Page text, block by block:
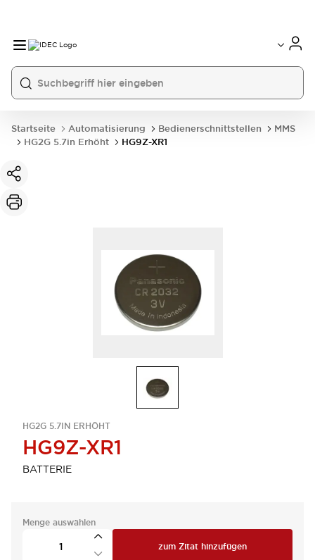
Startseite Automatisierung Bedienerschnittstellen
MMS
HG2G 5.7in Erhöht
HG9Z-XR1
HG2G 5.7IN ERHÖHT
HG9Z-XR1
BATTERIE
Menge auswählen
zum Zitat hinzufügen